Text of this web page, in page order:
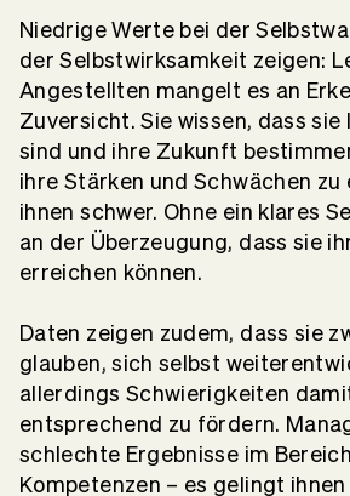
Niedrige Werte bei der
der Selbstwirksamkeit zeigen:
Angestellten mangelt es an
Zuversicht. Sie wissen, dass
sind und ihre Zukunft
ihre Stärken und Schwächen zu
ihnen schwer. Ohne ein klares
an der Überzeugung, dass sie
erreichen können.
Daten zeigen zudem, dass sie
glauben, sich selbst
allerdings Schwierigkeiten
entsprechend zu fördern.
schlechte Ergebnisse im
Kompetenzen – es gelingt